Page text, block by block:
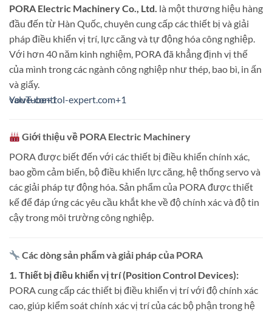
PORA Electric Machinery Co., Ltd. là một thương hiệu hàng
đầu đến từ Hàn Quốc, chuyên cung cấp các thiết bị và giải
pháp điều khiển vị trí, lực căng và tự động hóa công nghiệp.
Với hơn 40 năm kinh nghiệm, PORA đã khẳng định vị thế
của mình trong các ngành công nghiệp như thép, bao bì, in ấn
và giấy.
valve-control-expert.com+1
YouTube+1
Giới thiệu về PORA Electric Machinery
PORA được biết đến với các thiết bị điều khiển chính xác,
bao gồm cảm biến, bộ điều khiển lực căng, hệ thống servo và
các giải pháp tự động hóa.Sản phẩm của PORA được thiết
kế để đáp ứng các yêu cầu khắt khe về độ chính xác và độ tin
cậy trong môi trường công nghiệp.
Các dòng sản phẩm và giải pháp của PORA
1. Thiết bị điều khiển vị trí (Position Control Devices):
PORA cung cấp các thiết bị điều khiển vị trí với độ chính xác
cao, giúp kiểm soát chính xác vị trí của các bộ phận trong hệ